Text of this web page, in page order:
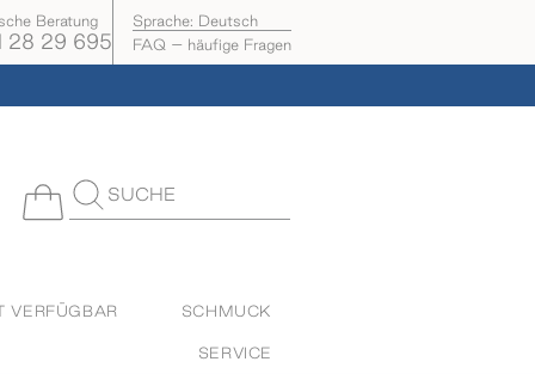
Beratung
28 29 695
Sprache: Deutsch
FAQ – häufige Fragen
SUCHE
VERFÜGBAR SCHMUCK
SERVICE